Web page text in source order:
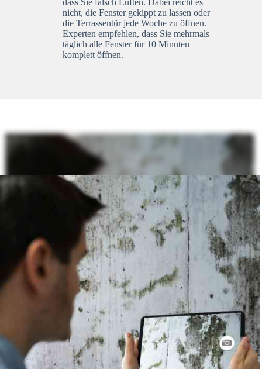
dass Sie falsch Lüften. Dabei reicht es
nicht, die Fenster gekippt zu lassen oder
die Terrassentür jede Woche zu öffnen.
Experten empfehlen, dass Sie mehrmals
täglich alle Fenster für 10 Minuten
komplett öffnen.